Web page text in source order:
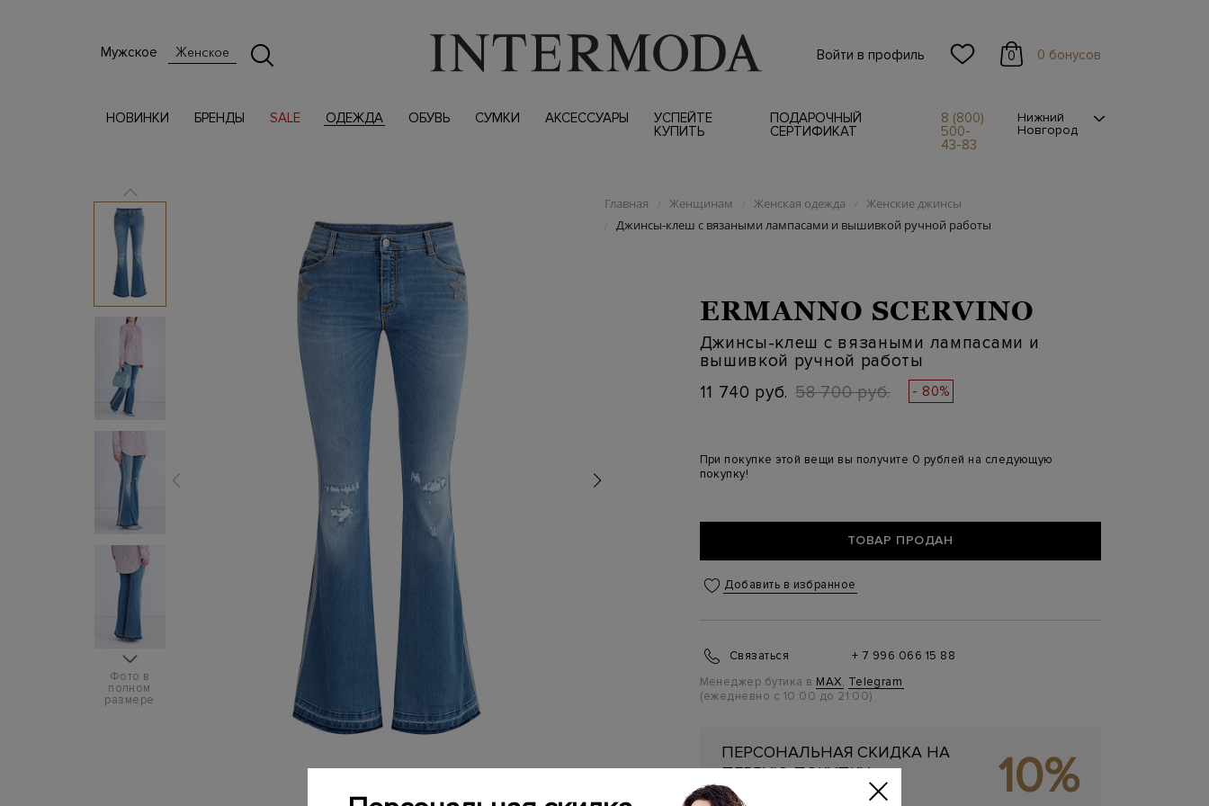
Мужское Женское Войти в профиль 0 0 бонусов
НОВИНКИ БРЕНДЫ SALE ОДЕЖДА ОБУВЬ СУМКИ АКСЕССУАРЫ
УСПЕЙТЕ
КУПИТЬ
ПОДАРОЧНЫЙ
СЕРТИФИКАТ
8 (800)
500-
43-83
Нижний
Новгород
Фото в
полном
размере
Главная / Женщинам / Женская одежда / Женские джинсы
/ Джинсы-клеш с вязаными лампасами и вышивкой ручной работы
ERMANNO SCERVINO
Джинсы-клеш с вязаными лампасами и
вышивкой ручной работы
11 740 руб. 58 700 руб. - 80%
При покупке этой вещи вы получите 0 рублей на следующую
покупку!
ТОВАР ПРОДАН
Добавить в избранное
Связаться
+ 7 996 066 15 88
Менеджер бутика в MAX, Telegram
(ежедневно с 10:00 до 21:00)
ПЕРСОНАЛЬНАЯ СКИДКА НА
ПЕРВУЮ ПОКУПКУ
Подробнее 10%